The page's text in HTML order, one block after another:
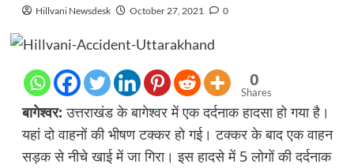
Hillvani Newsdesk October 27, 2021 0
0
Shares
बागेश्वर: उत्तराखंड के बागेश्वर में एक दर्दनाक हादसा हो गया है।
यहां दो वाहनों की भीषण टक्कर हो गई। टक्कर के बाद एक वाहन
सड़क से नीचे खाई में जा गिरा। इस हादसे में 5 लोगों की दर्दनाक